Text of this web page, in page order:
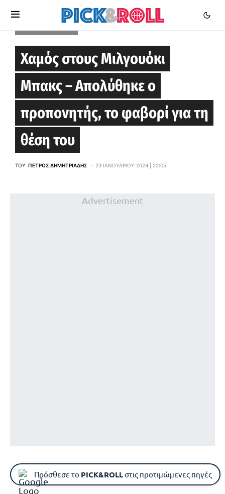
Χαμός στους Μιλγουόκι
Μπακς – Απολύθηκε ο
προπονητής, το φαβορί για τη
θέση του
ΤΟΥ ΠΈΤΡΟΣ ΔΗΜΗΤΡΙΆΔΗΣ 23 ΙΑΝΟΥΑΡΊΟΥ 2024 | 22:05
Advertisement
Πρόσθεσε το PICK&ROLLστις προτιμώμενες πηγές